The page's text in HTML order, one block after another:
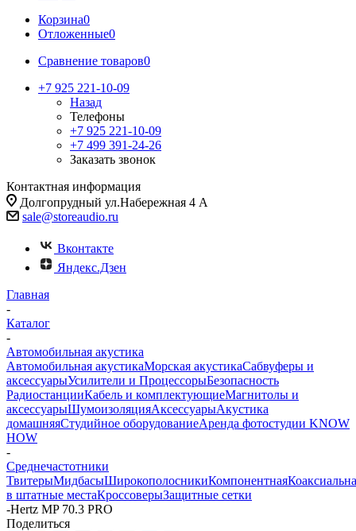
Корзина0
Отложенные0
Сравнение товаров0
+7 925 221-10-09
Назад
Телефоны
+7 925 221-10-09
+7 499 391-24-26
Заказать звонок
Контактная информация
Долгопрудный ул.Набережная 4 А
sale@storeaudio.ru
Вконтакте
Яндекс.Дзен
Главная
-
Каталог
-
Автомобильная акустика
Автомобильная акустикаМорская акустикаСабвуферы и
аксессуарыУсилители и ПроцессорыБезопасность
РадиостанцииКабель и комплектующиеМагнитолы и
аксессуарыШумоизоляцияАксессуарыАкустика
домашняяСтудийное оборудованиеАренда фотостудии KNOW
HOW
-
Среднечастотники
ТвитерыМидбасыШирокополосникиКомпонентная
в штатные местаКроссоверыЗащитные сетки
-Hertz MP 70.3 PRO
Поделиться